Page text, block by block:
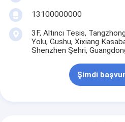
13100000000
3F, Altıncı Tesis,
Yolu, Gushu, Xixiang
Shenzhen Şehri,
Şimdi